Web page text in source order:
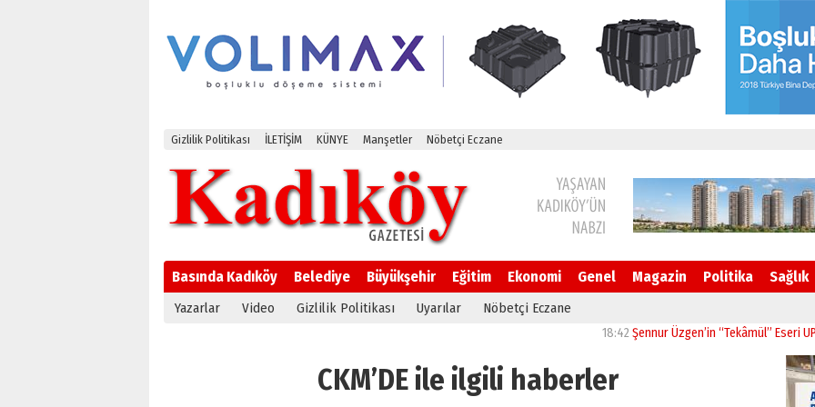
Gizlilik Politikası İLETİŞİM KÜNYE Manşetler Nöbetçi Eczane
Basında Kadıköy Belediye Büyükşehir Eğitim Ekonomi Genel Magazin Politika Sağlık
Yazarlar Video Gizlilik Politikası Uyarılar Nöbetçi Eczane
Şennur Üzgen’in “Tekâmül” Eseri UPSD
CKM’DE ile ilgili haberler